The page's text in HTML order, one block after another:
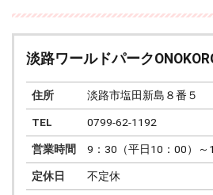
淡路ワールドパーク
住所 淡路市塩田新島８番５
TEL 0799-62-1192
営業時間 9：30（平日10：00）～
定休日 不定休